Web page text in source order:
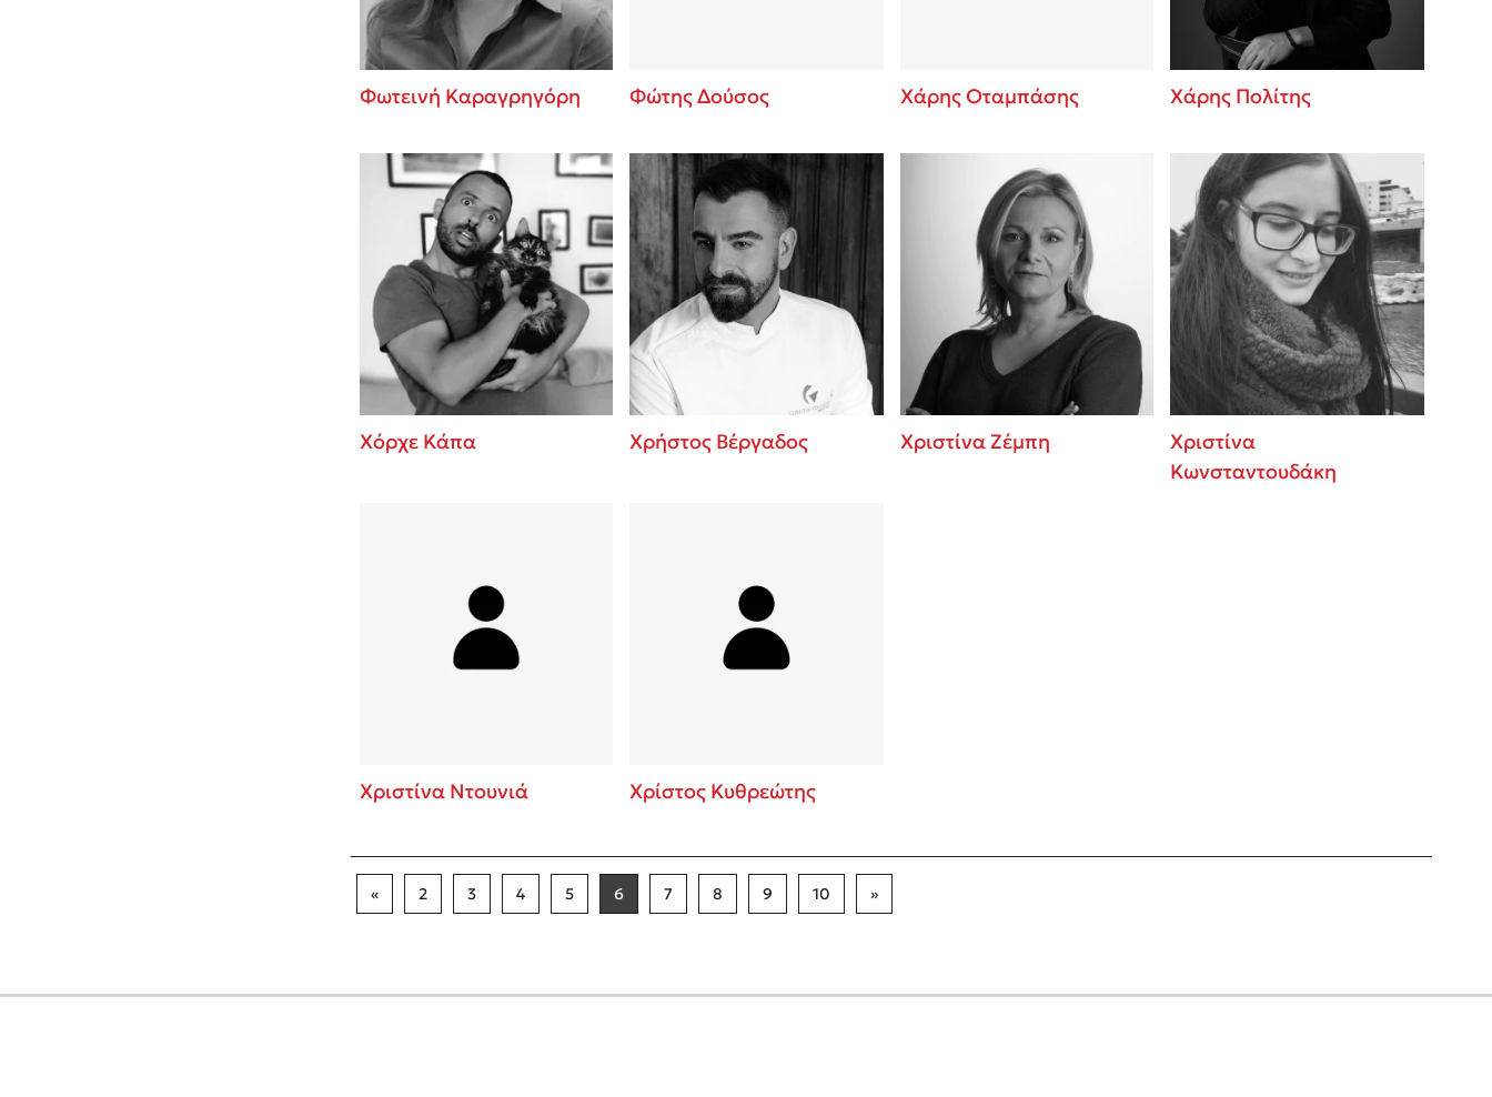
Φωτεινή Καραγρηγόρη Φώτης Δούσος Χάρης Οταμπάσης Χάρης Πολίτης
Χόρχε Κάπα Χρήστος Βέργαδος Χριστίνα Ζέμπη
Χριστίνα
Κωνσταντουδάκη
Χριστίνα Ντουνιά Χρίστος Κυθρεώτης
« 2 3 4 5 6 7 8 9 10 »